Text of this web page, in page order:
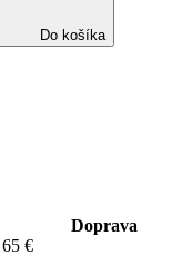
Do košíka
Doprava
€